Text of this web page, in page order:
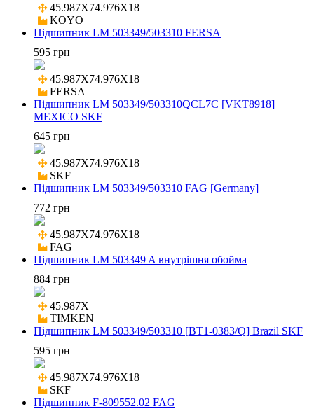
45.987X74.976X18
KOYO
Підшипник LM 503349/503310 FERSA
595 грн
45.987X74.976X18
FERSA
Підшипник LM 503349/503310QCL7C [VKT8918]
MEXICO SKF
645 грн
45.987X74.976X18
SKF
Підшипник LM 503349/503310 FAG [Germany]
772 грн
45.987X74.976X18
FAG
Підшипник LM 503349 A внутрішня обойма
884 грн
45.987X
TIMKEN
Підшипник LM 503349/503310 [BT1-0383/Q] Brazil SKF
595 грн
45.987X74.976X18
SKF
Підшипник F-809552.02 FAG